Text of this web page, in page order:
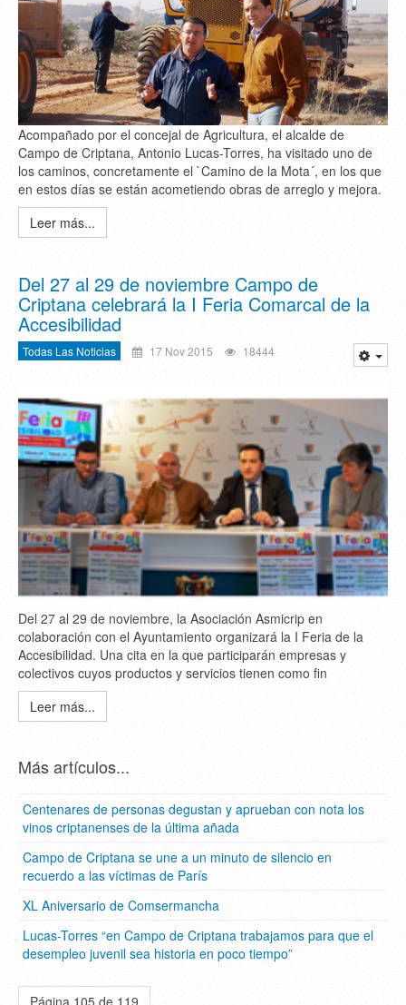
Acompañado por el concejal de Agricultura, el alcalde de
Campo de Criptana, Antonio Lucas-Torres, ha visitado uno de
los caminos, concretamente el `Camino de la Mota´, en los que
en estos días se están acometiendo obras de arreglo y mejora.
Leer más...
Del 27 al 29 de noviembre Campo de
Criptana celebrará la I Feria Comarcal de la
Accesibilidad
Todas Las Noticias 17 Nov 2015 18444
Del 27 al 29 de noviembre, la Asociación Asmicrip en
colaboración con el Ayuntamiento organizará la I Feria de la
Accesibilidad. Una cita en la que participarán empresas y
colectivos cuyos productos y servicios tienen como fin
Leer más...
Más artículos...
Centenares de personas degustan y aprueban con nota los
vinos criptanenses de la última añada
Campo de Criptana se une a un minuto de silencio en
recuerdo a las víctimas de París
XL Aniversario de Comsermancha
Lucas-Torres “en Campo de Criptana trabajamos para que el
desempleo juvenil sea historia en poco tiempo”